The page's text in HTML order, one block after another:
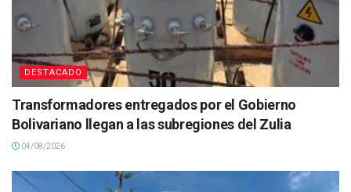
DESTACADO
Transformadores entregados por el Gobierno
Bolivariano llegan a las subregiones del Zulia
04/08/2026